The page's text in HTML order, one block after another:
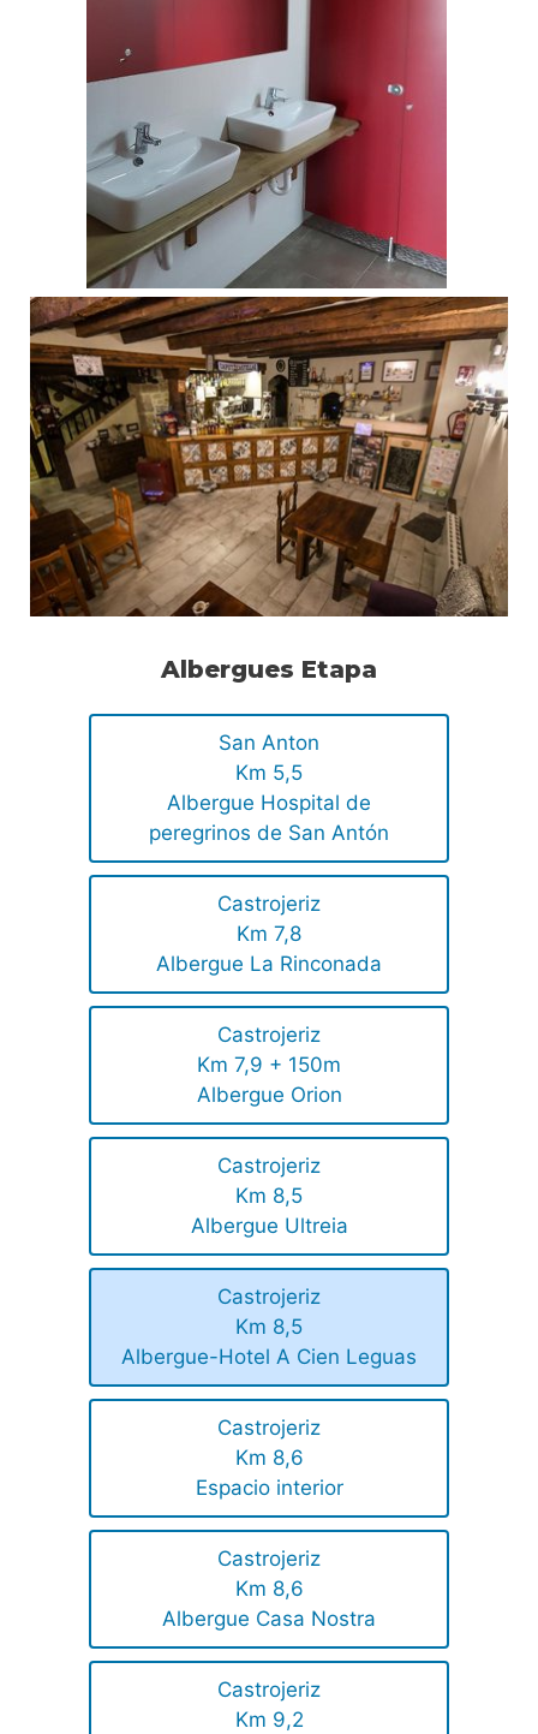
Albergues Etapa
San Anton
Km 5,5
Albergue Hospital de
peregrinos de San Antón
Castrojeriz
Km 7,8
Albergue La Rinconada
Castrojeriz
Km 7,9 + 150m
Albergue Orion
Castrojeriz
Km 8,5
Albergue Ultreia
Castrojeriz
Km 8,5
Albergue-Hotel A Cien Leguas
Castrojeriz
Km 8,6
Espacio interior
Castrojeriz
Km 8,6
Albergue Casa Nostra
Castrojeriz
Km 9,2